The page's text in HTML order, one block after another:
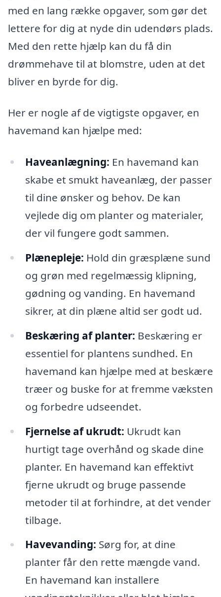
med en lang række opgaver, som gør det
lettere for dig at nyde din udendørs plads.
Med den rette hjælp kan du få din
drømmehave til at blomstre, uden at det
bliver en byrde for dig.
Her er nogle af de vigtigste opgaver, en
havemand kan hjælpe med:
Haveanlægning: En havemand kan
skabe et smukt haveanlæg, der passer
til dine ønsker og behov. De kan
vejlede dig om planter og materialer,
der vil fungere godt sammen.
Plænepleje: Hold din græsplæne sund
og grøn med regelmæssig klipning,
gødning og vanding. En havemand
sikrer, at din plæne altid ser godt ud.
Beskæring af planter: Beskæring er
essentiel for plantens sundhed. En
havemand kan hjælpe med at beskære
træer og buske for at fremme væksten
og forbedre udseendet.
Fjernelse af ukrudt: Ukrudt kan
hurtigt tage overhånd og skade dine
planter. En havemand kan effektivt
fjerne ukrudt og bruge passende
metoder til at forhindre, at det vender
tilbage.
Havevanding: Sørg for, at dine
planter får den rette mængde vand.
En havemand kan installere